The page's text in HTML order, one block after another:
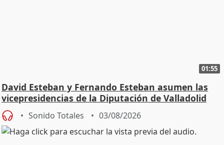
01:55
David Esteban y Fernando Esteban asumen las
vicepresidencias de la Diputación de Valladolid
Sonido Totales 03/08/2026